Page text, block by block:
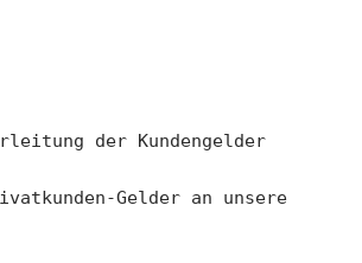
der Kundengelder
Gelder an unsere